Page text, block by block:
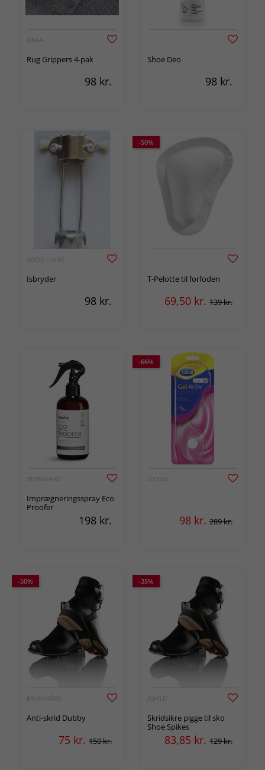
LINEA
Rug Grippers 4-pak
98 kr.
Shoe Deo
98 kr.
GOOD LIVING
Isbryder
98 kr.
-50%
T-Pelotte til forfoden
69,50 kr. 139 kr.
SPRINGYARD
Imprægneringsspray Eco
Proofer
198 kr.
-66%
SCHOLL
98 kr. 289 kr.
-50%
BRUNNGÅRD
Anti-skrid Dubby
75 kr. 150 kr.
-35%
ÅSHILD
Skridsikre pigge til sko
Shoe Spikes
83,85 kr. 129 kr.